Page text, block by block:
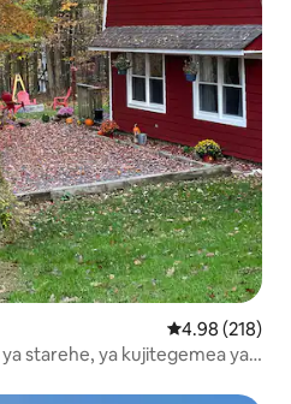
Ukadiriaji wa
4.98 (218)